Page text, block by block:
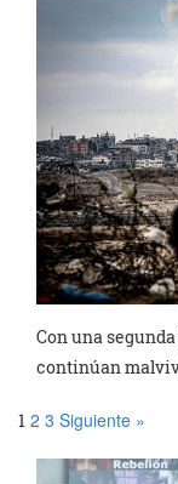
Con una
continúan
1 2 3 Siguiente »